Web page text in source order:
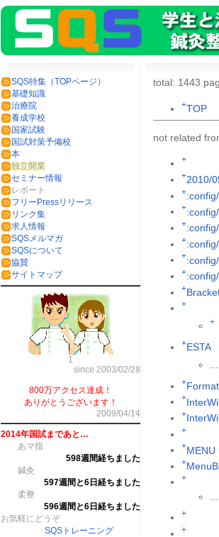
SQS特集（TOPページ）
基礎知識
治療院
養成学校
国家試験
国試対策予備校
本
独立開業
セミナー情報
レポート
フリーPressリリース
リンク集
求人情報
SQSメルマガ
SQSについて
協賛
サイトマップ
1
since 2003/02/28
800万アクセス達成！
ありがとうございます！
2009/04/14
2014年国試まであと…
あマ指
598週間経ちました
鍼灸
597週間と6日経ちました
柔整
596週間と6日経ちました
お気軽にどうぞ
SQSトレーニング
total: 1443
+TOP
not related
+
+2010/
+
+
+
+
+
+
+
+
+
+ESTA
+
+
+
+
+MENU
+
+
+
+